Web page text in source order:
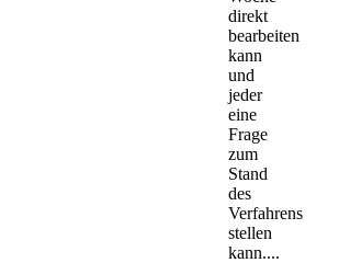
direkt
bearbeiten
kann
und
jeder
eine
Frage
zum
Stand
des
Verfahrens
stellen
kann....